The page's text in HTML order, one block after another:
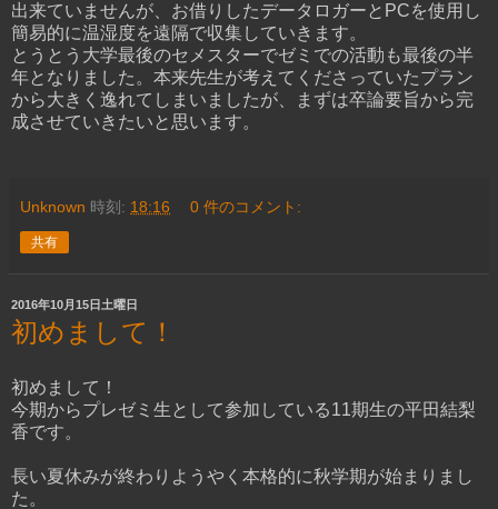
出来ていませんが、お借りしたデータロガーとPCを使用し
簡易的に温湿度を遠隔で収集していきます。
とうとう大学最後のセメスターでゼミでの活動も最後の半
年となりました。本来先生が考えてくださっていたプラン
から大きく逸れてしまいましたが、まずは卒論要旨から完
成させていきたいと思います。
Unknown 時刻: 18:16 0 件のコメント:
共有
2016年10月15日土曜日
初めまして！
初めまして！
今期からプレゼミ生として参加している11期生の平田結梨
香です。
長い夏休みが終わりようやく本格的に秋学期が始まりまし
た。